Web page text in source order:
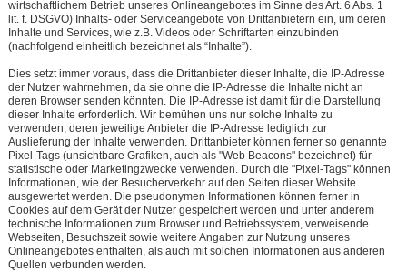
wirtschaftlichem Betrieb unseres Onlineangebotes im Sinne des Art. 6 Abs. 1
lit. f. DSGVO) Inhalts- oder Serviceangebote von Drittanbietern ein, um deren
Inhalte und Services, wie z.B. Videos oder Schriftarten einzubinden
(nachfolgend einheitlich bezeichnet als “Inhalte”).
Dies setzt immer voraus, dass die Drittanbieter dieser Inhalte, die IP-Adresse
der Nutzer wahrnehmen, da sie ohne die IP-Adresse die Inhalte nicht an
deren Browser senden könnten. Die IP-Adresse ist damit für die Darstellung
dieser Inhalte erforderlich. Wir bemühen uns nur solche Inhalte zu
verwenden, deren jeweilige Anbieter die IP-Adresse lediglich zur
Auslieferung der Inhalte verwenden. Drittanbieter können ferner so genannte
Pixel-Tags (unsichtbare Grafiken, auch als "Web Beacons" bezeichnet) für
statistische oder Marketingzwecke verwenden. Durch die "Pixel-Tags" können
Informationen, wie der Besucherverkehr auf den Seiten dieser Website
ausgewertet werden. Die pseudonymen Informationen können ferner in
Cookies auf dem Gerät der Nutzer gespeichert werden und unter anderem
technische Informationen zum Browser und Betriebssystem, verweisende
Webseiten, Besuchszeit sowie weitere Angaben zur Nutzung unseres
Onlineangebotes enthalten, als auch mit solchen Informationen aus anderen
Quellen verbunden werden.